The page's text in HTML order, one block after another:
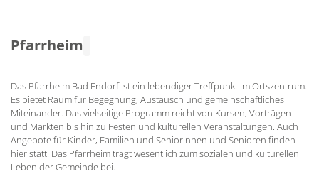
Pfarrheim
Das Pfarrheim Bad Endorf ist ein lebendiger Treffpunkt im Ortszentrum.
Es bietet Raum für Begegnung, Austausch und gemeinschaftliches
Miteinander. Das vielseitige Programm reicht von Kursen, Vorträgen
und Märkten bis hin zu Festen und kulturellen Veranstaltungen. Auch
Angebote für Kinder, Familien und Seniorinnen und Senioren finden
hier statt. Das Pfarrheim trägt wesentlich zum sozialen und kulturellen
Leben der Gemeinde bei.